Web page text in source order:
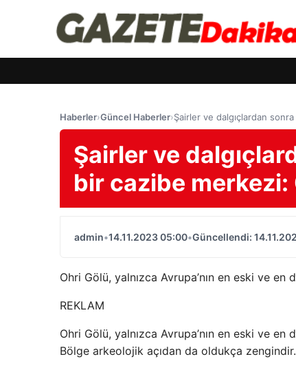
Haberler›Güncel Haberler›Şairler ve dalgıçlardan
Şairler ve
bir cazibe merkezi:
admin•14.11.2023 05:00•Güncellendi:
Ohri Gölü, yalnızca Avrupa’nın en eski ve
REKLAM
Ohri Gölü, yalnızca Avrupa’nın en eski ve
Bölge arkeolojik açıdan da oldukça zengindir.